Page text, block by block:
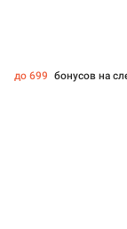
до 699 бонусов на